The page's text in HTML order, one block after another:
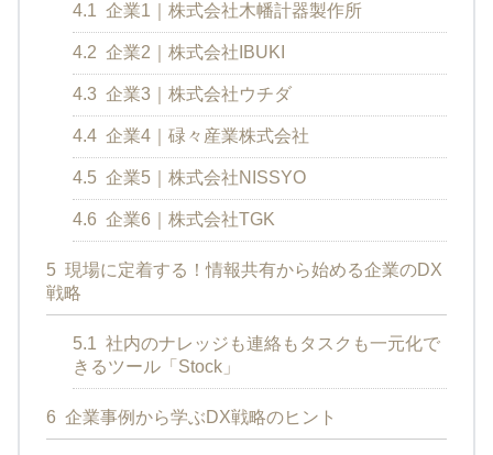
4.1 企業1｜株式会社木幡計器製作所
4.2 企業2｜株式会社IBUKI
4.3 企業3｜株式会社ウチダ
4.4 企業4｜碌々産業株式会社
4.5 企業5｜株式会社NISSYO
4.6 企業6｜株式会社TGK
5 現場に定着する！情報共有から始める企業のDX
戦略
5.1 社内のナレッジも連絡もタスクも一元化で
きるツール「Stock」
6 企業事例から学ぶDX戦略のヒント